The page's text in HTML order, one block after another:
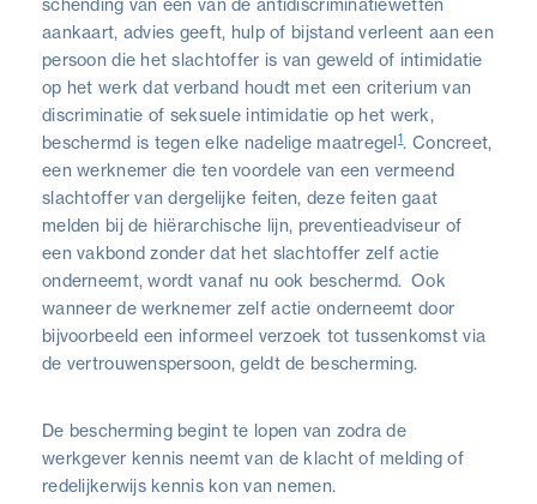
schending van één van de antidiscriminatiewetten
aankaart, advies geeft, hulp of bijstand verleent aan een
persoon die het slachtoffer is van geweld of intimidatie
op het werk dat verband houdt met een criterium van
discriminatie of seksuele intimidatie op het werk,
beschermd is tegen elke nadelige maatregel1. Concreet,
een werknemer die ten voordele van een vermeend
slachtoffer van dergelijke feiten, deze feiten gaat
melden bij de hiërarchische lijn, preventieadviseur of
een vakbond zonder dat het slachtoffer zelf actie
onderneemt, wordt vanaf nu ook beschermd. Ook
wanneer de werknemer zelf actie onderneemt door
bijvoorbeeld een informeel verzoek tot tussenkomst via
de vertrouwenspersoon, geldt de bescherming.
De bescherming begint te lopen van zodra de
werkgever kennis neemt van de klacht of melding of
redelijkerwijs kennis kon van nemen.